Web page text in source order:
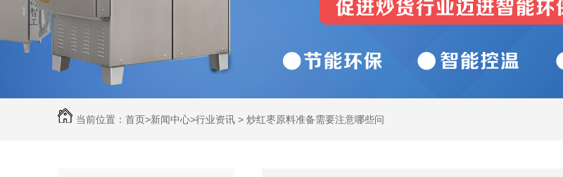
当前位置： 首页>新闻中心>行业资讯 > 炒红枣原料准备需要注意哪些问